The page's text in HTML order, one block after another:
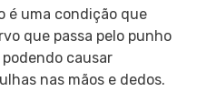
é uma condição que
que passa pelo punho
causar
nas mãos e dedos.